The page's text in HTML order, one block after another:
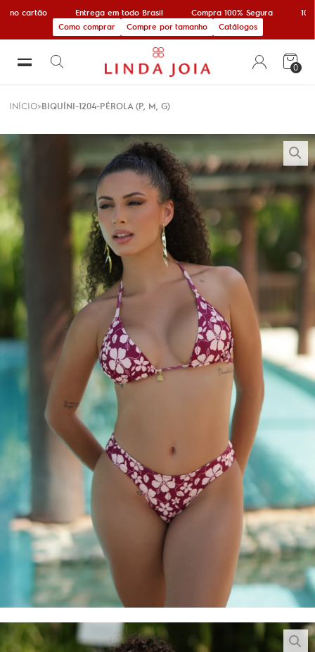
cartão Entrega em todo Brasil Compra 100% Segura
10%
Como comprar
Compre por tamanho Catálogos
0
INÍCIO BIQUÍNI-1204-PÉROLA (P, M, G)